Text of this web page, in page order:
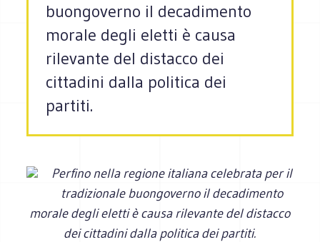
buongoverno il decadimento
morale degli eletti è causa
rilevante del distacco dei
cittadini dalla politica dei
partiti.
Perfino nella regione italiana celebrata per il
tradizionale buongoverno il decadimento
morale degli eletti è causa rilevante del distacco
dei cittadini dalla politica dei partiti.